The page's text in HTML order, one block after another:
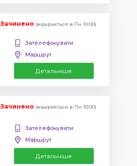
Зачинено (відкриється в Пн 10:00)
Зателефонувати
Маршрут
Детальніше
Зачинено (відкриється в Пн 10:00)
Зателефонувати
Маршрут
Детальніше